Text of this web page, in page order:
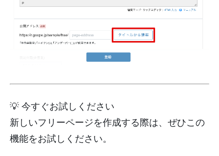
💡 今すぐお試しください
新しいフリーページを作成する際は、ぜひこの
機能をお試しください。